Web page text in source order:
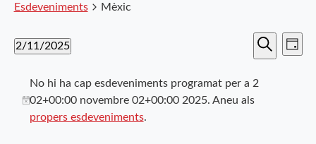
Esdeveniments Mèxic
i
Cerca de
Dia
2/11/2025
una
data.
No hi ha cap esdeveniments programat per a 2
02+00:00 novembre 02+00:00 2025. Aneu als
propers esdeveniments.